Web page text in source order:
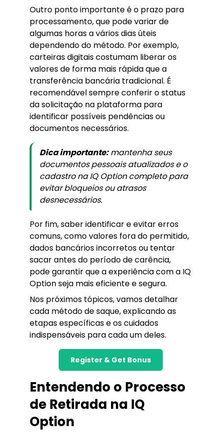
Outro ponto importante é o prazo para
processamento, que pode variar de
algumas horas a vários dias úteis
dependendo do método. Por exemplo,
carteiras digitais costumam liberar os
valores de forma mais rápida que a
transferência bancária tradicional. É
recomendável sempre conferir o status
da solicitação na plataforma para
identificar possíveis pendências ou
documentos necessários.
Dica importante:mantenha seus
documentos pessoais atualizados e o
cadastro na IQ Option completo para
evitar bloqueios ou atrasos
desnecessários.
Por fim, saber identificar e evitar erros
comuns, como valores fora do permitido,
dados bancários incorretos ou tentar
sacar antes do período de carência,
pode garantir que a experiência com a IQ
Option seja mais eficiente e segura.
Nos próximos tópicos, vamos detalhar
cada método de saque, explicando as
etapas específicas e os cuidados
indispensáveis para cada um deles.
Register & Get Bonus
Entendendo o Processo
de Retirada na IQ
Option